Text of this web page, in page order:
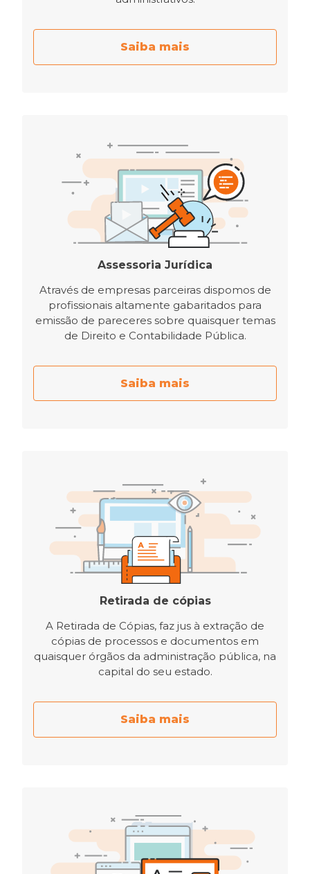
Saiba mais
Assessoria Jurídica
Através de empresas parceiras dispomos de
profissionais altamente gabaritados para
emissão de pareceres sobre quaisquer temas
de Direito e Contabilidade Pública.
Saiba mais
Retirada de cópias
A Retirada de Cópias, faz jus à extração de
cópias de processos e documentos em
quaisquer órgãos da administração pública, na
capital do seu estado.
Saiba mais